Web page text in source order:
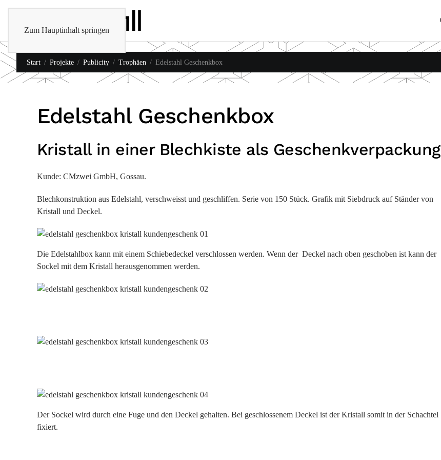
Zum Hauptinhalt springen
Start Projekte Publicity Trophäen Edelstahl Geschenkbox
Edelstahl Geschenkbox
Kristall in einer Blechkiste als Geschenkverpackung
Kunde: CMzwei GmbH, Gossau.
Blechkonstruktion aus Edelstahl, verschweisst und geschliffen. Serie von 150 Stück. Grafik mit Siebdruck auf Ständer von
Kristall und Deckel.
Die Edelstahlbox kann mit einem Schiebedeckel verschlossen werden. Wenn der Deckel nach oben geschoben ist kann der
Sockel mit dem Kristall herausgenommen werden.
Der Sockel wird durch eine Fuge und den Deckel gehalten. Bei geschlossenem Deckel ist der Kristall somit in der Schachtel
fixiert.